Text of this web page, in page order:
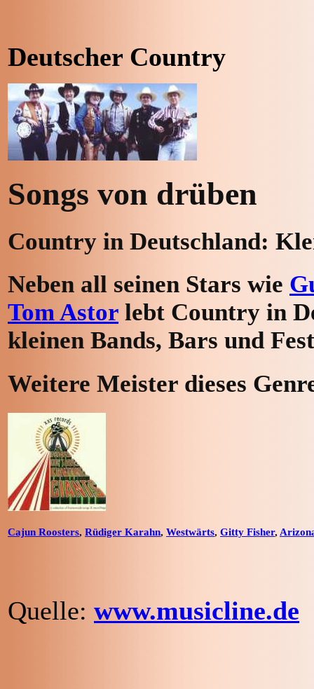
Deutscher Country
Songs von drüben
Country in Deutschland:
Neben all seinen Stars wie
Tom Astor lebt Country in
kleinen Bands, Bars und
Weitere Meister dieses
Cajun Roosters, Rüdiger Karahn, Westwärts, Gitty Fisher,
Quelle: www.musicline.de